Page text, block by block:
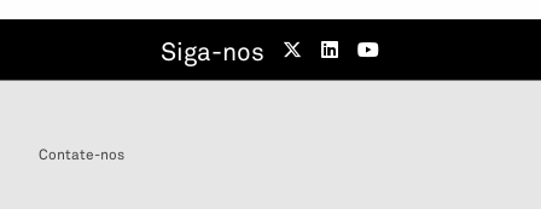
Siga-nos
Contate-nos